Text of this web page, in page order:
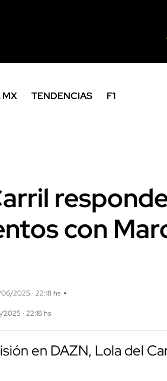
MX TENDENCIAS
F1
con
06/2025 · 22:18 hs
· 22:18 hs
en DAZN, Lola del